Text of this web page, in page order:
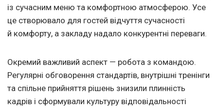
із сучасним меню та комфортною атмосферою. Усе
це створювало для гостей відчуття сучасності
й комфорту, а закладу надало конкурентні переваги.
Окремий важливий аспект — робота з командою.
Регулярні обговорення стандартів, внутрішні тренінги
та спільне прийняття рішень знизили плинність
кадрів і сформували культуру відповідальності